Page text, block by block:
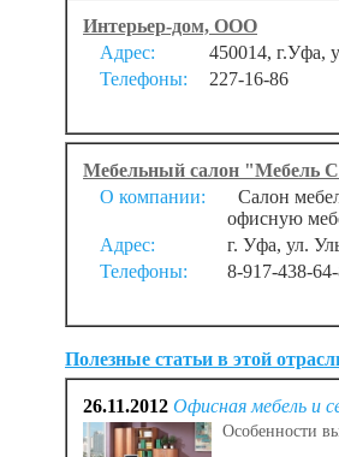
Интерьер-дом, ООО
Адрес:
450014, г.Уфа,
Телефоны:
227-16-86
Мебельный салон "Мебель
О компании:
Салон
офисную
Адрес:
г. Уфа, ул.
Телефоны:
8-917-438-
Полезные статьи в этой
26.11.2012 Офисная мебель и
Особенности